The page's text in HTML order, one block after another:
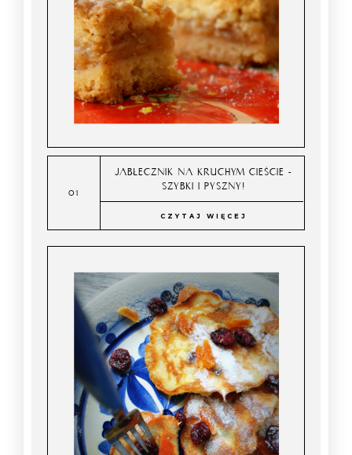
JABŁECZNIK NA KRUCHYM CIEŚCIE -
SZYBKI I PYSZNY!
CZYTAJ WIĘCEJ